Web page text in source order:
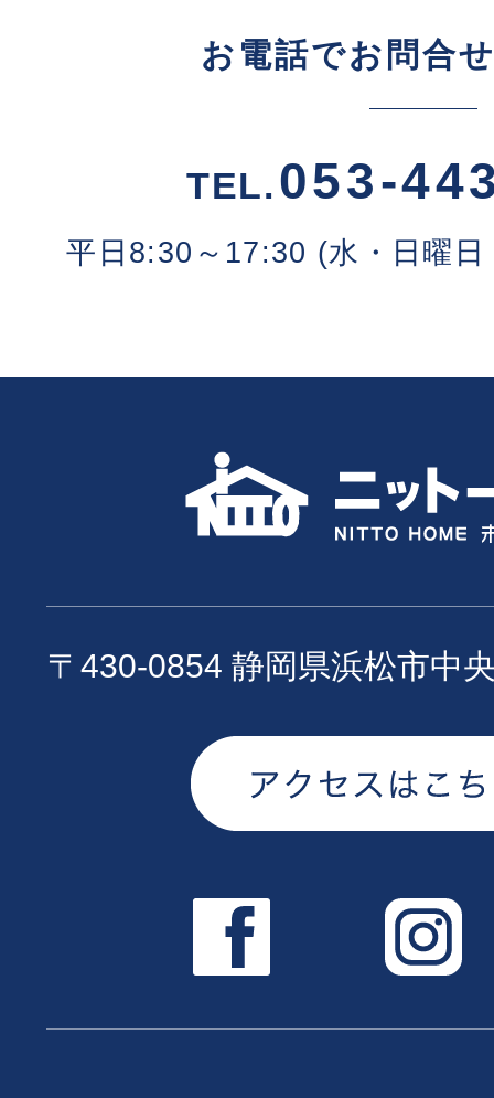
お電話でお問合
TEL.053-
平日8:30～17:30 (水・日曜
〒430-0854 静岡県浜松市中